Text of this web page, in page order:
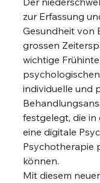
zur Erfassung
Gesundheit von
grossen
wichtige
individuelle und
festgelegt, die in
eine digitale
Psychotherapie
können.
Mit diesem